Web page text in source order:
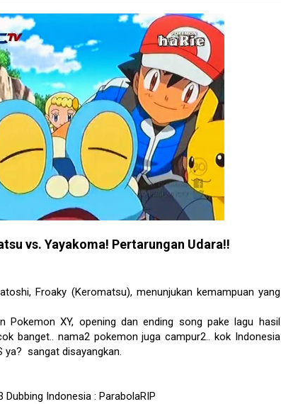
vs. Yayakoma! Pertarungan Udara!!
Froaky (Keromatsu), menunjukan kemampuan yang
Pokemon XY, opening dan ending song pake lagu hasil
banget.. nama2 pokemon juga campur2.. kok Indonesia
ya? sangat disayangkan.
Dubbing Indonesia : ParabolaRIP